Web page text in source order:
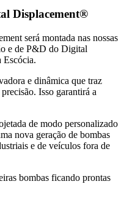
Displacement®
será montada nas nossas
e de P&D do Digital
Escócia.
e dinâmica que traz
Isso garantirá a
de modo personalizado
nova geração de bombas
e de veículos fora de
bombas ficando prontas